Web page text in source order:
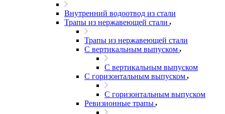
Внутренний водоотвод из стали
Трапы из нержавеющей стали
Трапы из нержавеющей стали
С вертикальным выпуском
С вертикальным выпуском
С горизонтальным выпуском
С горизонтальным выпуском
Ревизионные трапы